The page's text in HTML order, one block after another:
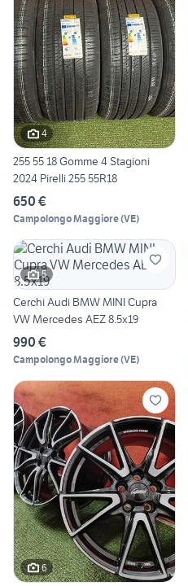
4
255 55 18 Gomme 4 Stagioni
2024 Pirelli 255 55R18
650 €
Campolongo Maggiore(VE)
5
Cerchi Audi BMW MINI Cupra
VW Mercedes AEZ 8.5x19
990 €
Campolongo Maggiore(VE)
6